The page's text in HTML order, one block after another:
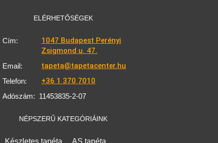
ELÉRHETŐSÉGEK
Cím:
1047 Budapest Perényi
Zsigmond u. 47.
Email: tapeta@tapetacenter.hu
Telefon: +36 1 370 7010
Adószám: 11453835-2-07
NÉPSZERŰ KATEGÓRIÁINK
Készletes tapéta AS tapéta